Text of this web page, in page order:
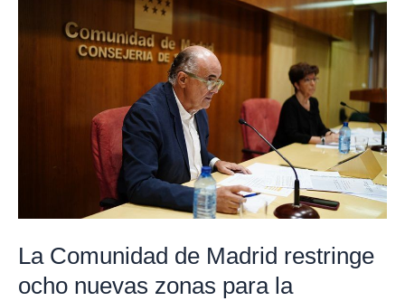
La Comunidad de Madrid restringe
ocho nuevas zonas para la
de
del
COVID-